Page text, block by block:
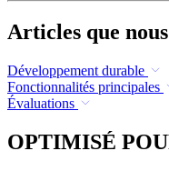
Articles que
Développement durable
Fonctionnalités principales
Évaluations
OPTIMISÉ